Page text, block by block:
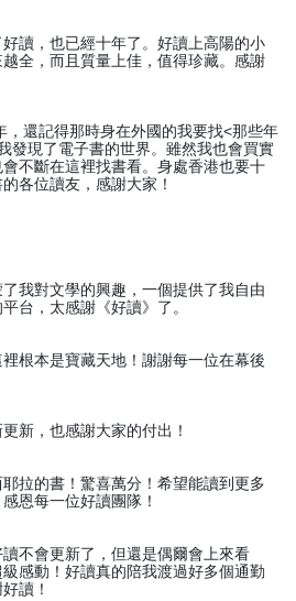
讀，也已經十年了。好讀上高陽的小
全，而且質量上佳，值得珍藏。感謝
，還記得那時身在外國的我要找<那些年
發現了電子書的世界。雖然我也會買實
不斷在這裡找書看。身處香港也要十
各位讀友，感謝大家！
了我對文學的興趣，一個提供了我自由
台，太感謝《好讀》了。
根本是寶藏天地！謝謝每一位在幕後
新，也感謝大家的付出！
拉的書！驚喜萬分！希望能讀到更多
恩每一位好讀團隊！
不會更新了，但還是偶爾會上來看
感動！好讀真的陪我渡過好多個通勤
讀！